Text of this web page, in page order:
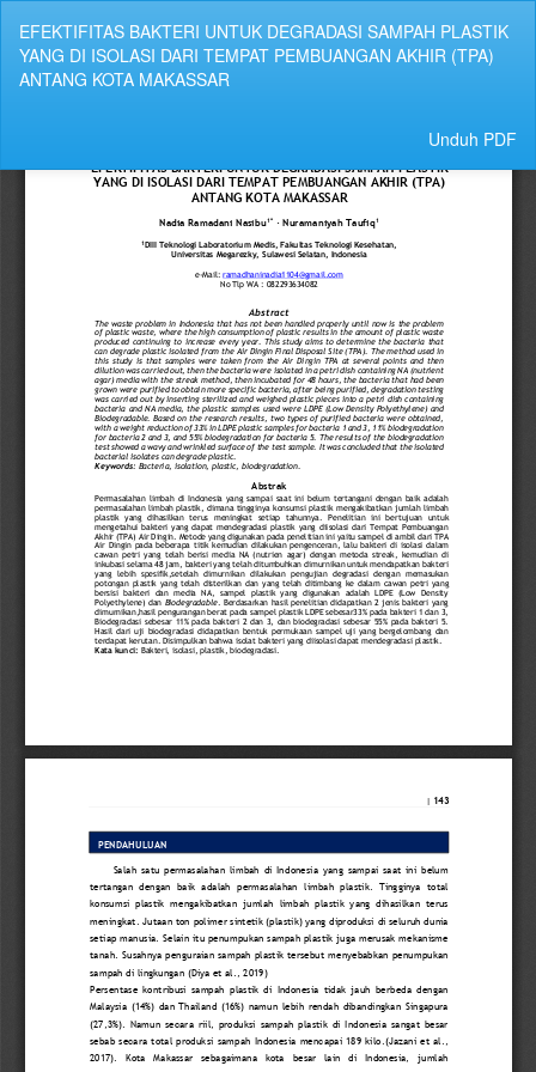
Rincian
Artikel
EFEKTIFITAS BAKTERI UNTUK DEGRADASI SAMPAH PLASTIK
YANG DI ISOLASI DARI TEMPAT PEMBUANGAN AKHIR (TPA)
ANTANG KOTA MAKASSAR
Unduh
Unduh PDF